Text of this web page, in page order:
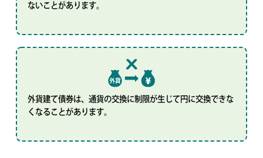
ないことがあります。
外貨建て債券は、通貨の交換に制限が生じて円に交換できな
くなることがあります。